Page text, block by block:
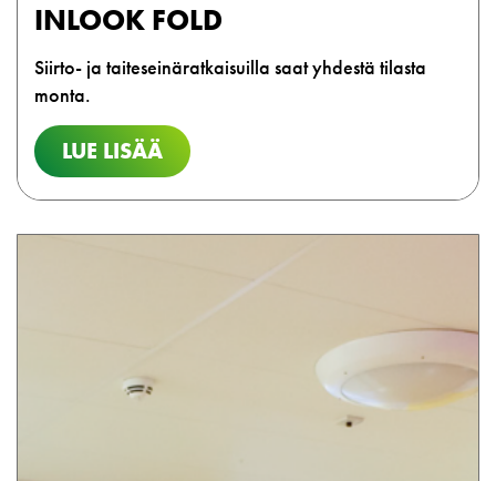
INLOOK FOLD
Siirto- ja taiteseinäratkaisuilla saat yhdestä tilasta
monta.
LUE LISÄÄ